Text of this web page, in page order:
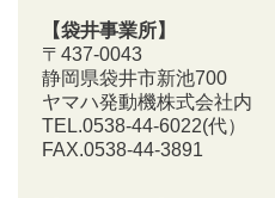
【袋井事業所】
〒437-0043
静岡県袋井市新池700
ヤマハ発動機株式会社内
TEL.0538-44-6022(代）
FAX.0538-44-3891